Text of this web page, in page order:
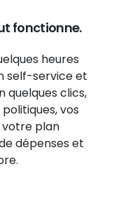
fonctionne.
heures
self-service et
quelques clics,
vos
votre plan
dépenses et